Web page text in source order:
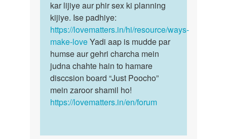
kar lijiye aur phir sex ki planning
kijiye. Ise padhiye:
https://lovematters.in/hi/resource/ways-
make-loveYadi aap is mudde par
humse aur gehri charcha mein
judna chahte hain to hamare
disccsion board “Just Poocho”
mein zaroor shamil ho!
https://lovematters.in/en/forum